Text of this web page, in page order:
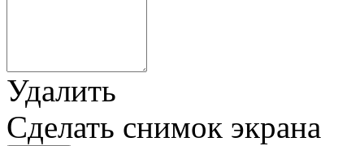
Удалить
Сделать снимок экрана